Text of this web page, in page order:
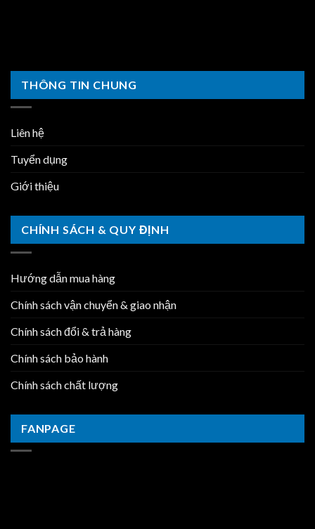
THÔNG TIN CHUNG
Liên hệ
Tuyển dụng
Giới thiệu
CHÍNH SÁCH & QUY ĐỊNH
Hướng dẫn mua hàng
Chính sách vận chuyển & giao nhận
Chính sách đổi & trả hàng
Chính sách bảo hành
Chính sách chất lượng
FANPAGE